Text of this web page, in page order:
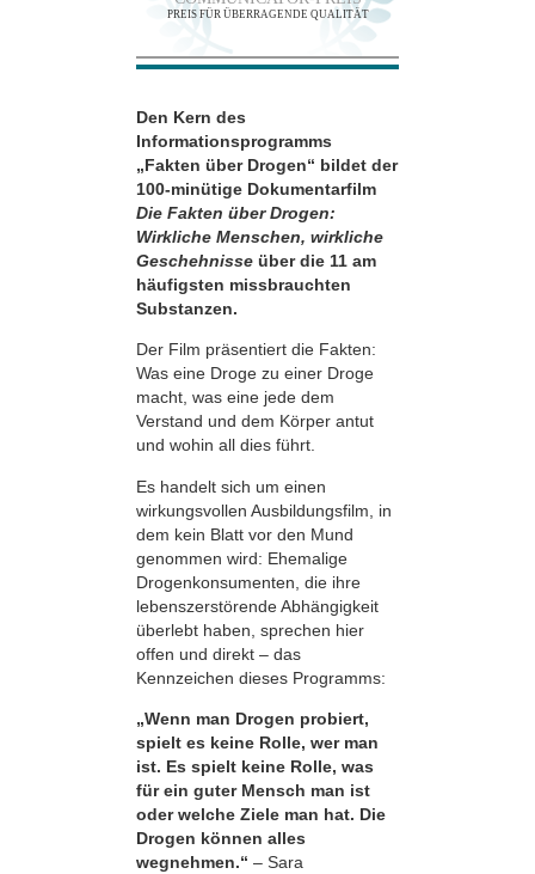
PREIS FÜR ÜBERRAGENDE QUALITÄT
Den Kern des
Informationsprogramms
„Fakten über Drogen“ bildet der
100-minütige Dokumentarfilm
Die Fakten über Drogen:
Wirkliche Menschen, wirkliche
Geschehnisse über die 11 am
häufigsten missbrauchten
Substanzen.
Der Film präsentiert die Fakten:
Was eine Droge zu einer Droge
macht, was eine jede dem
Verstand und dem Körper antut
und wohin all dies führt.
Es handelt sich um einen
wirkungsvollen Ausbildungsfilm, in
dem kein Blatt vor den Mund
genommen wird: Ehemalige
Drogenkonsumenten, die ihre
lebens­zerstörende Abhängigkeit
überlebt haben, sprechen hier
offen und direkt – das
Kennzeichen dieses Programms:
„Wenn man Drogen probiert,
spielt es keine Rolle, wer man
ist. Es spielt keine Rolle, was
für ein guter Mensch man ist
oder welche Ziele man hat. Die
Drogen können alles
wegnehmen.“ – Sara